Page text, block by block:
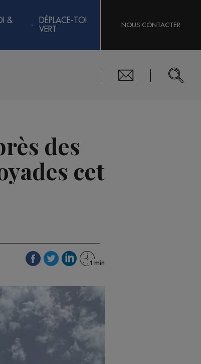
&
DÉPLACE-TOI
VERT
NOUS CONTACTER
des
cet